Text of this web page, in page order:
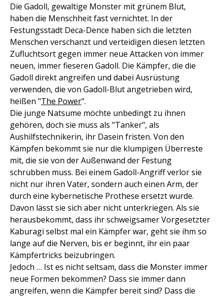
Die Gadoll, gewaltige Monster mit grünem Blut,
haben die Menschheit fast vernichtet. In der
Festungsstadt Deca-Dence haben sich die letzten
Menschen verschanzt und verteidigen diesen letzten
Zufluchtsort gegen immer neue Attacken von immer
neuen, immer fieseren Gadoll. Die Kämpfer, die die
Gadoll direkt angreifen und dabei Ausrüstung
verwenden, die von Gadoll-Blut angetrieben wird,
heißen "The Power".
Die junge Natsume möchte unbedingt zu ihnen
gehören, doch sie muss als "Tanker", als
Aushilfstechnikerin, ihr Dasein fristen. Von den
Kämpfen bekommt sie nur die klumpigen Überreste
mit, die sie von der Außenwand der Festung
schrubben muss. Bei einem Gadoll-Angriff verlor sie
nicht nur ihren Vater, sondern auch einen Arm, der
durch eine kybernetische Prothese ersetzt wurde.
Davon lässt sie sich aber nicht unterkriegen. Als sie
herausbekommt, dass ihr schweigsamer Vorgesetzter
Kaburagi selbst mal ein Kämpfer war, geht sie ihm so
lange auf die Nerven, bis er beginnt, ihr ein paar
Kämpfertricks beizubringen.
Jedoch … Ist es nicht seltsam, dass die Monster immer
neue Formen bekommen? Dass sie immer dann
angreifen, wenn die Kämpfer bereit sind? Dass die